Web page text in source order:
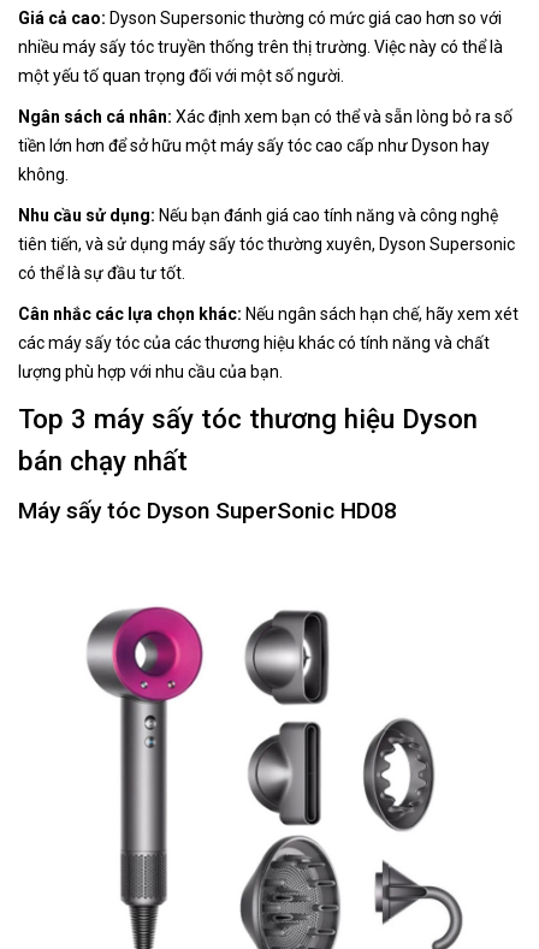
Giá cả cao: Dyson Supersonic thường có mức giá cao hơn so với
nhiều máy sấy tóc truyền thống trên thị trường. Việc này có thể là
một yếu tố quan trọng đối với một số người.
Ngân sách cá nhân: Xác định xem bạn có thể và sẵn lòng bỏ ra số
tiền lớn hơn để sở hữu một máy sấy tóc cao cấp như Dyson hay
không.
Nhu cầu sử dụng: Nếu bạn đánh giá cao tính năng và công nghệ
tiên tiến, và sử dụng máy sấy tóc thường xuyên, Dyson Supersonic
có thể là sự đầu tư tốt.
Cân nhắc các lựa chọn khác: Nếu ngân sách hạn chế, hãy xem xét
các máy sấy tóc của các thương hiệu khác có tính năng và chất
lượng phù hợp với nhu cầu của bạn.
Top 3 máy sấy tóc thương hiệu Dyson
bán chạy nhất
Máy sấy tóc Dyson SuperSonic HD08